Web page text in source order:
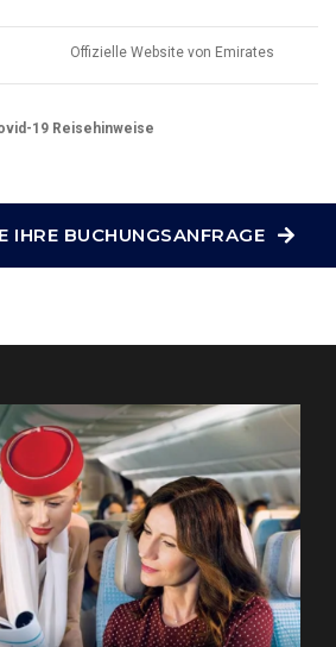
Offizielle Website von Emirates
19 Reisehinweise
IHRE BUCHUNGSANFRAGE